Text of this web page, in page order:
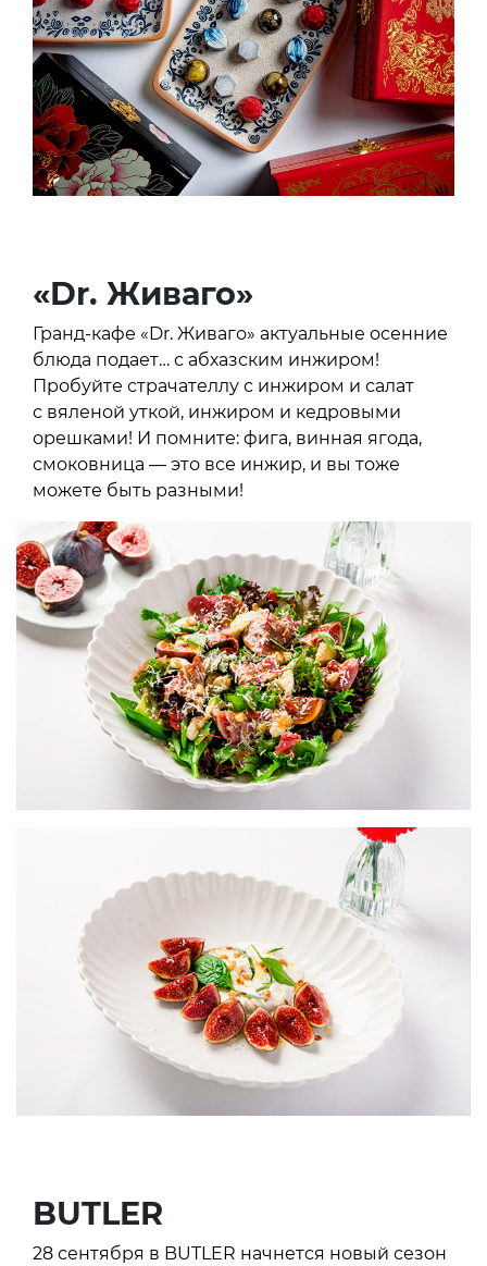
«Dr. Живаго»
Гранд-кафе «Dr. Живаго» актуальные осенние
блюда подает… с абхазским инжиром!
Пробуйте страчателлу с инжиром и салат
с вяленой уткой, инжиром и кедровыми
орешками! И помните: фига, винная ягода,
смоковница — это все инжир, и вы тоже
можете быть разными!
BUTLER
28 сентября в BUTLER начнется новый сезон